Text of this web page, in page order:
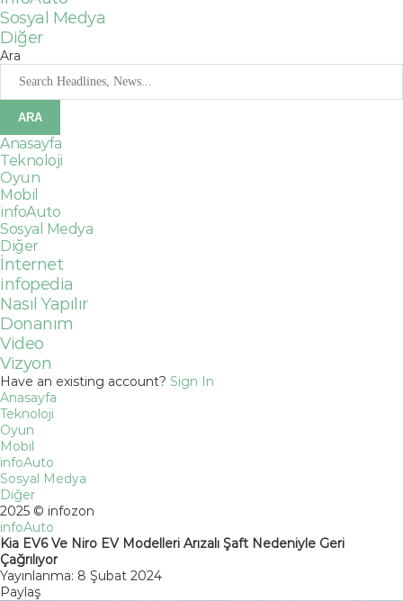
Sosyal Medya
Diğer
Ara
Anasayfa
Teknoloji
Oyun
Mobil
infoAuto
Sosyal Medya
Diğer
İnternet
infopedia
Nasıl Yapılır
Donanım
Video
Vizyon
Have an existing account? Sign In
Anasayfa
Teknoloji
Oyun
Mobil
infoAuto
Sosyal Medya
Diğer
2025 © infozon
infoAuto
Kia EV6 Ve Niro EV Modelleri Arızalı Şaft Nedeniyle Geri
Çağrılıyor
Yayınlanma: 8 Şubat 2024
Paylaş